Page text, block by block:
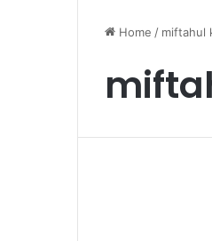
Home / miftahul